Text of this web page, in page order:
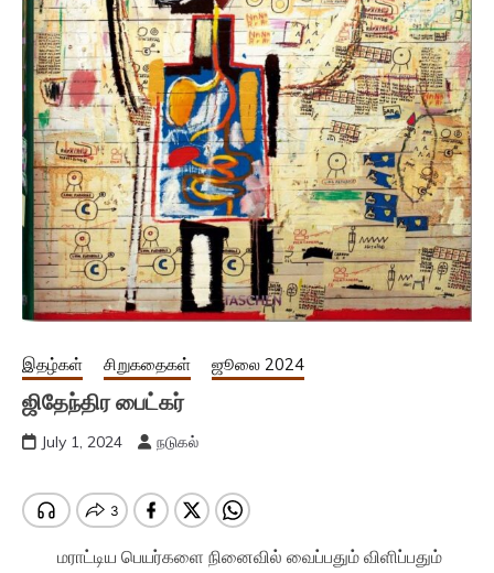
இதழ்கள் சிறுகதைகள் ஜூலை 2024
ஜிதேந்திர பைட்கர்
July 1, 2024 நடுகல்
மராட்டிய பெயர்களை நினைவில் வைப்பதும் விளிப்பதும்